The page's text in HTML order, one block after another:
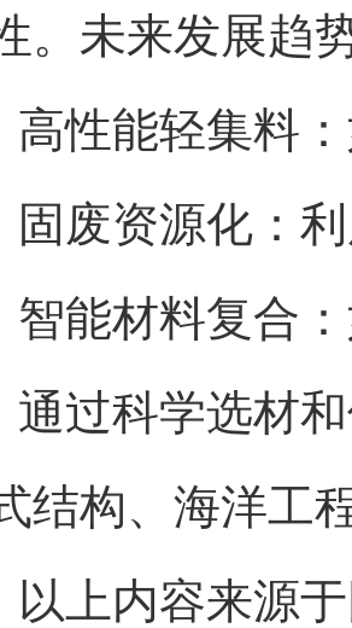
。未来发展趋
性能轻集料：
废资源化：利
能材料复合：
过科学选材和
结构、海洋工
上内容来源于